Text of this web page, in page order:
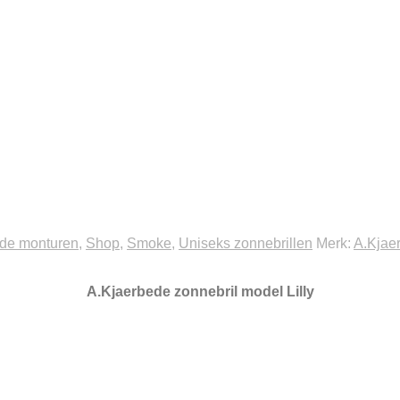
monturen, Shop, Smoke, Uniseks zonnebrillen Merk:
A.Kjaerbede zonnebril model Lilly